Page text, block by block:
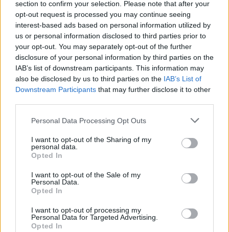
section to confirm your selection. Please note that after your
opt-out request is processed you may continue seeing
interest-based ads based on personal information utilized by
us or personal information disclosed to third parties prior to
your opt-out. You may separately opt-out of the further
disclosure of your personal information by third parties on the
IAB’s list of downstream participants. This information may
also be disclosed by us to third parties on the IAB’s List of
Downstream Participants that may further disclose it to other
Personal Data Processing Opt Outs
I want to opt-out of the Sharing of my
personal data.
Opted In
I want to opt-out of the Sale of my
Personal Data.
Opted In
I want to opt-out of processing my
Personal Data for Targeted Advertising.
Opted In
In evidenza